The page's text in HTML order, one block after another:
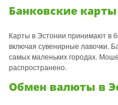
Банковские
Карты в Эстонии принимают в
включая сувенирные лавочки.
самых маленьких городах.
распространено.
Обмен валюты в